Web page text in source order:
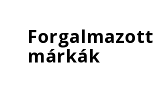
Forgalmazott
márkák